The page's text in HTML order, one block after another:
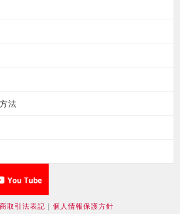
法
取引法表記 ｜ 個人情報保護方針